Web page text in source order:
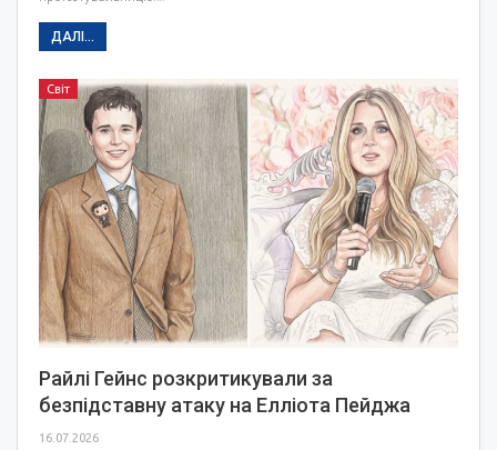
ДАЛІ...
Світ
Райлі Гейнс розкритикували за
безпідставну атаку на Елліота Пейджа
16.07.2026